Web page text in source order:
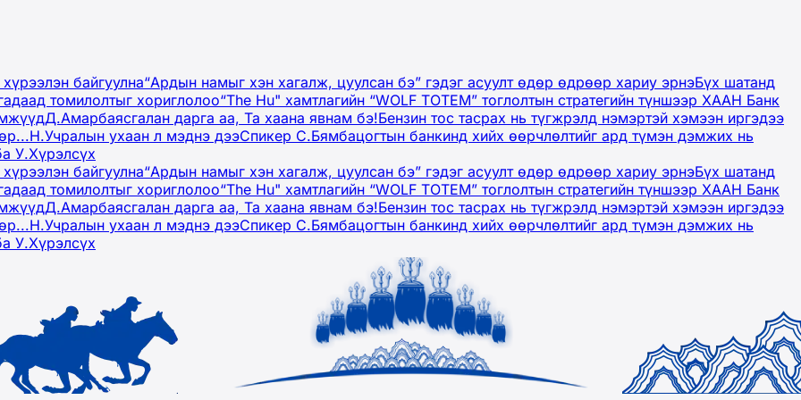
байгуулна“Ардын намыг хэн хагалж, цуулсан бэ” гэдэг асуулт өдөр өдрөөр хариу эрнэБүх шатанд
томилолтыг хориглолоо“The Hu" хамтлагийн “WOLF TOTEM” тоглолтын стратегийн түншээр ХААН Банк
Д.Амарбаясгалан дарга аа, Та хаана явнам бэ!Бензин тос тасрах нь түгжрэлд нэмэртэй хэмээн иргэдээ
Н.Учралын ухаан л мэднэ дээСпикер С.Бямбацогтын банкинд хийх өөрчлөлтийг ард түмэн дэмжих нь
У.Хүрэлсүх
байгуулна“Ардын намыг хэн хагалж, цуулсан бэ” гэдэг асуулт өдөр өдрөөр хариу эрнэБүх шатанд
томилолтыг хориглолоо“The Hu" хамтлагийн “WOLF TOTEM” тоглолтын стратегийн түншээр ХААН Банк
Д.Амарбаясгалан дарга аа, Та хаана явнам бэ!Бензин тос тасрах нь түгжрэлд нэмэртэй хэмээн иргэдээ
Н.Учралын ухаан л мэднэ дээСпикер С.Бямбацогтын банкинд хийх өөрчлөлтийг ард түмэн дэмжих нь
У.Хүрэлсүх